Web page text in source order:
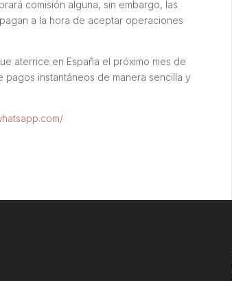
comisión alguna, sin embargo, las
a la hora de aceptar operaciones
aterrice en España el próximo mes de
instantáneos de manera sencilla y